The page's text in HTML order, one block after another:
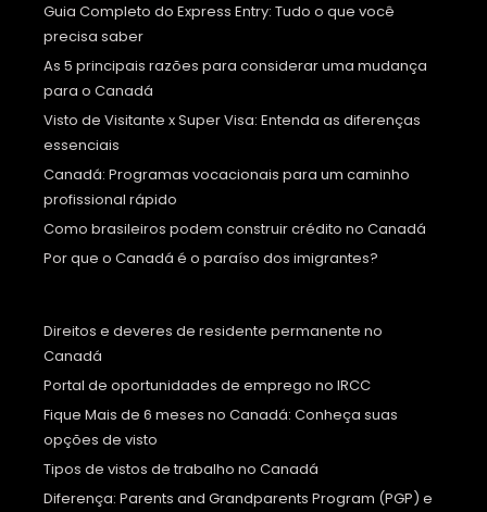
Guia Completo do Express Entry: Tudo o que você
precisa saber
As 5 principais razões para considerar uma mudança
para o Canadá
Visto de Visitante x Super Visa: Entenda as diferenças
essenciais
Canadá: Programas vocacionais para um caminho
profissional rápido
Como brasileiros podem construir crédito no Canadá
Por que o Canadá é o paraíso dos imigrantes?
Direitos e deveres de residente permanente no
Canadá
Portal de oportunidades de emprego no IRCC
Fique Mais de 6 meses no Canadá: Conheça suas
opções de visto
Tipos de vistos de trabalho no Canadá
Diferença: Parents and Grandparents Program (PGP) e